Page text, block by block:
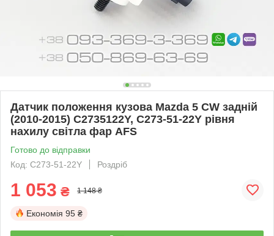
Датчик положення кузова Mazda 5 CW задній
(2010-2015) C2735122Y, C273-51-22Y рівня
нахилу світла фар AFS
Готово до відправки
Код: C273-51-22Y
Роздріб
1 053 ₴ 1 148 ₴
Економія 95 ₴